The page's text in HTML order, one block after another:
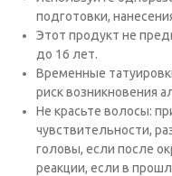
подготовки,
Этот продукт не
до 16 лет.
Временные
риск возникновения
Не красьте волосы:
чувствительности,
головы, если после
реакции, если в